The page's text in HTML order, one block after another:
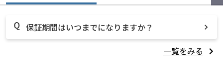
保証期間はいつまでになりますか？
一覧をみる